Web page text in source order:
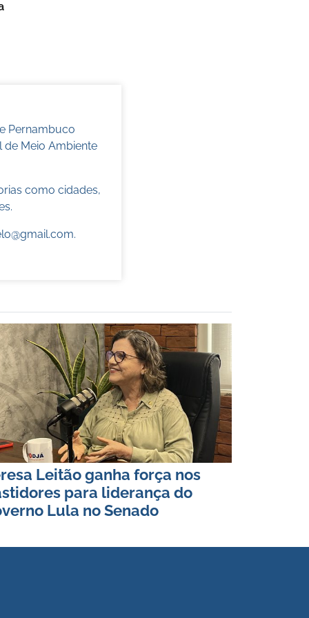
Pernambuco
de Meio Ambiente
como cidades,
.
Leitão ganha força nos
para liderança do
Lula no Senado